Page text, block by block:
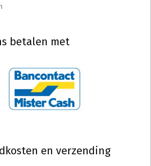
betalen met
en verzending